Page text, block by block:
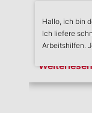
Hallo, ich bin
Ich liefere
Arbeitshilfen.